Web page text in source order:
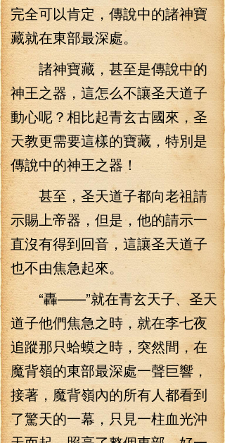
完全可以肯定，傳說中的諸神寶
藏就在東部最深處。
諸神寶藏，甚至是傳說中的
神王之器，這怎么不讓圣天道子
動心呢？相比起青玄古國來，圣
天教更需要這樣的寶藏，特別是
傳說中的神王之器！
甚至，圣天道子都向老祖請
示賜上帝器，但是，他的請示一
直沒有得到回音，這讓圣天道子
也不由焦急起來。
“轟——”就在青玄天子、圣天
道子他們焦急之時，就在李七夜
追蹤那只蛤蟆之時，突然間，在
魔背嶺的東部最深處一聲巨響，
接著，魔背嶺內的所有人都看到
了驚天的一幕，只見一柱血光沖